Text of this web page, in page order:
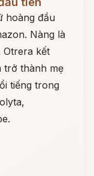
hoàng đầu
Nàng là
Otrera kết
trở thành mẹ
tiếng trong